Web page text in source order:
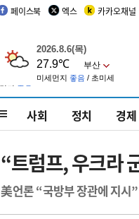
페이스북 엑스 카카오채널
사회 정치 경제
“트럼프, 우크라
美언론 “국방부 장관에 지시”